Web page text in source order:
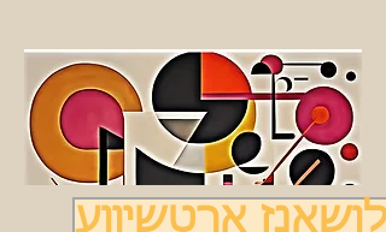
אַרטשיווע